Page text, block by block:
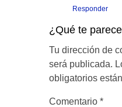
Responder
¿Qué te
Tu dirección de
será publicada.
obligatorios
Comentario *